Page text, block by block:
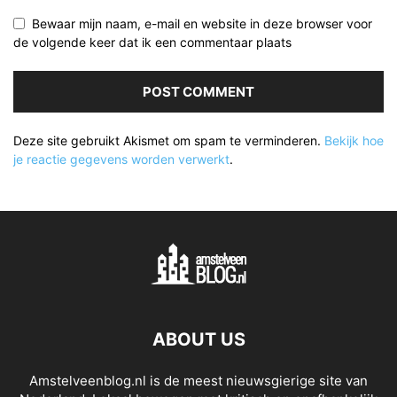
Bewaar mijn naam, e-mail en website in deze browser voor
de volgende keer dat ik een commentaar plaats
Deze site gebruikt Akismet om spam te verminderen. Bekijk hoe
je reactie gegevens worden verwerkt.
ABOUT US
Amstelveenblog.nl is de meest nieuwsgierige site van